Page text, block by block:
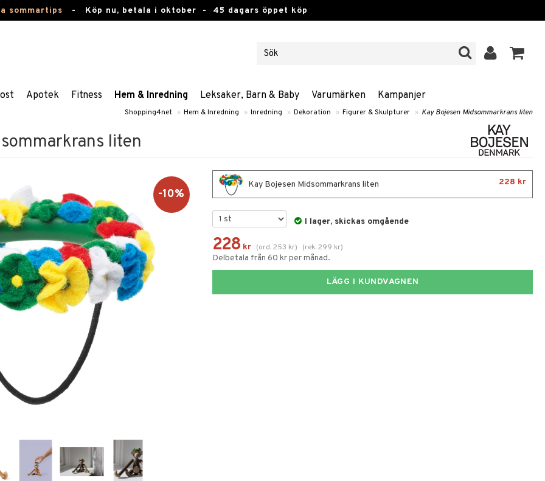
sommartips - Köp nu, betala i oktober - 45 dagars öppet köp
Apotek Fitness Hem & Inredning Leksaker, Barn & Baby Varumärken Kampanjer
Shopping4net » Hem & Inredning » Inredning » Dekoration » Figurer & Skulpturer » Kay Bojesen Midsommarkrans liten
liten
-10%
Kay Bojesen Midsommarkrans liten 228 kr
I lager, skickas omgående
228 kr (ord.253 kr) (rek.299 kr)
Delbetala från 60 kr per månad.
LÄGG I KUNDVAGNEN